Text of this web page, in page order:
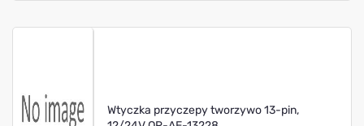
Wtyczka przyczepy tworzywo 13-pin,